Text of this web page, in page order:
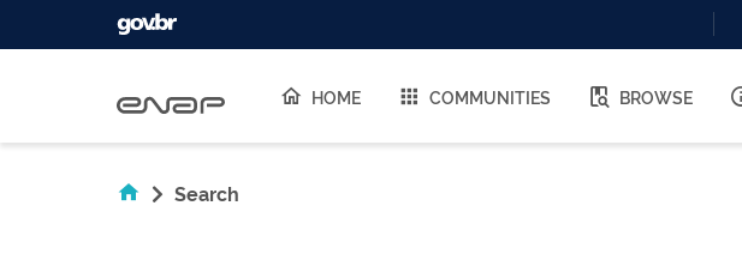
HOME COMMUNITIES BROWSE
Search